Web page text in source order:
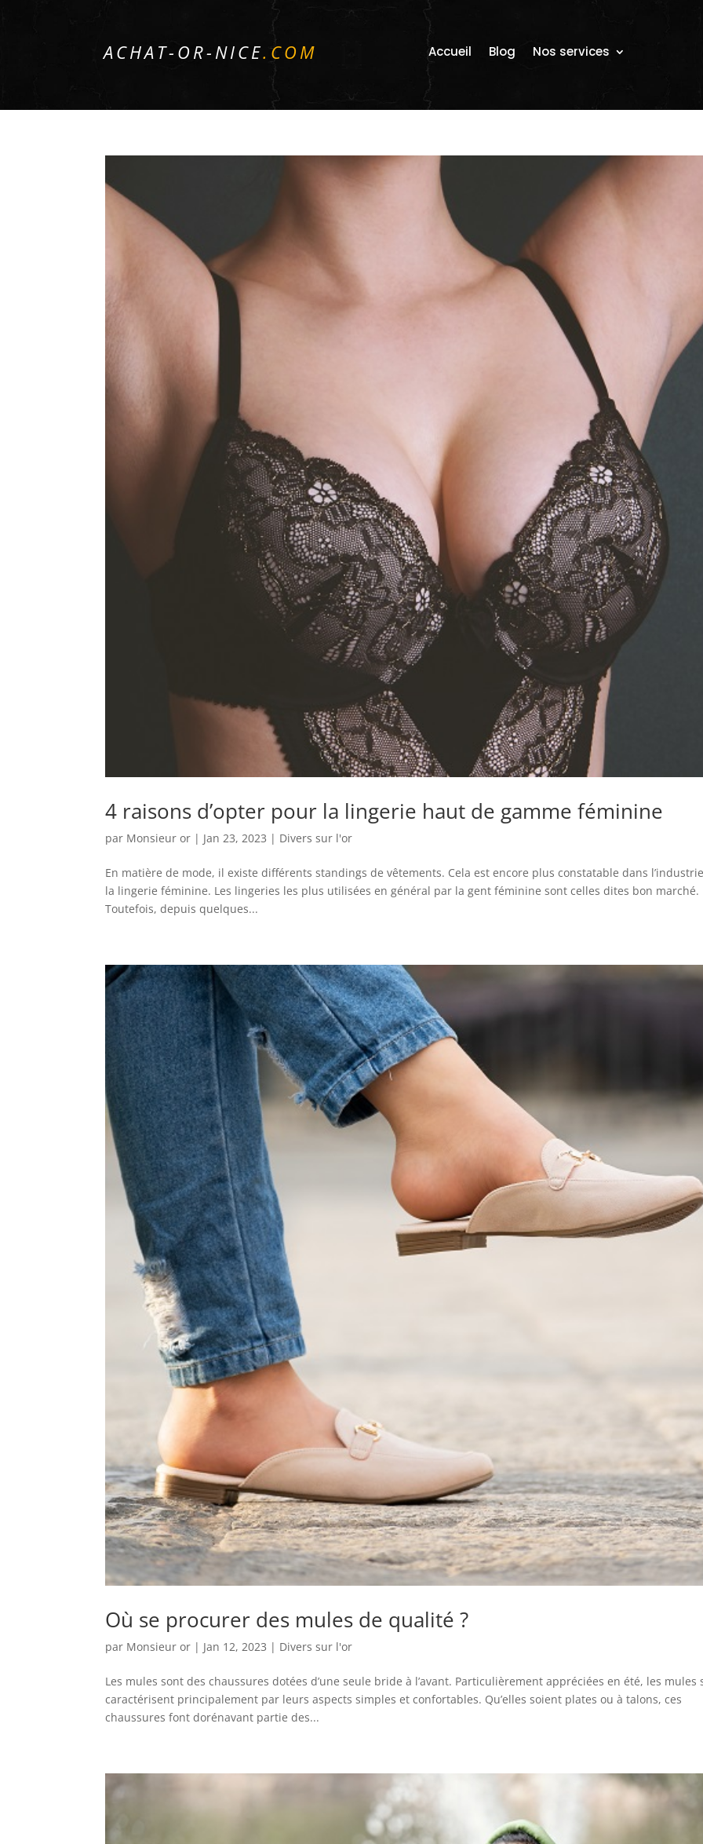
ACHAT-OR-NICE.COM Accueil Blog Nos services
4 raisons d’opter pour la lingerie haut de gamme féminine
par Monsieur or | Jan 23, 2023 | Divers sur l'or
En matière de mode, il existe différents standings de vêtements. Cela est encore plus constatable dans
la lingerie féminine. Les lingeries les plus utilisées en général par la gent féminine sont celles dites bon marché.
Toutefois, depuis quelques...
Où se procurer des mules de qualité ?
par Monsieur or | Jan 12, 2023 | Divers sur l'or
Les mules sont des chaussures dotées d’une seule bride à l’avant. Particulièrement appréciées en été, les mules
caractérisent principalement par leurs aspects simples et confortables. Qu’elles soient plates ou à talons, ces
chaussures font dorénavant partie des...